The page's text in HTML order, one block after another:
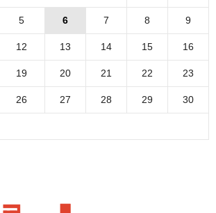
5 6 7 8 9
12 13 14 15 16
19 20 21 22 23
26 27 28 29 30